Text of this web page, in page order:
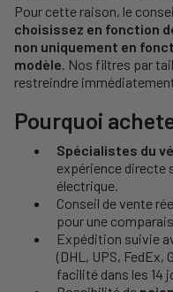
Pour cette raison, le
choisissez en fonction
non uniquement en
modèle . Nos filtres par
restreindre
Pourquoi
Spécialistes du
expérience directe
électrique.
Conseil de vente
pour une
Expédition suivie
(DHL, UPS, FedEx,
facilité dans les 14